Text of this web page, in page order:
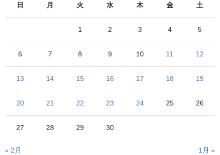
きのものでは少し物足りなさを感じていたため、保険で撮ろうと
自分の乗る予定の列車が運休
ただ、時刻表をみているにつれ
乗る列車なんじゃないか、乗継がぽしゃるんじゃないか、早めに
さあ大変です
暇をもてあそんでいる
日 月 火 水 木 金 土
1 2 3 4 5
6 7 8 9 10 11 12
13 14 15 16 17 18 19
20 21 22 23 24 25 26
27 28 29 30
« 2月 1月 »